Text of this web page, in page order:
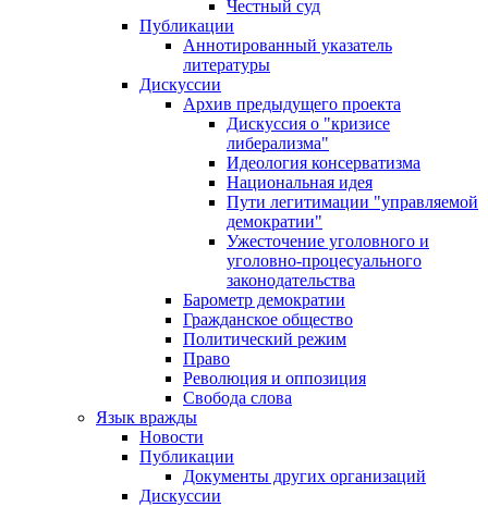
Честный суд
Публикации
Аннотированный указатель
литературы
Дискуссии
Архив предыдущего проекта
Дискуссия о "кризисе
либерализма"
Идеология консерватизма
Национальная идея
Пути легитимации "управляемой
демократии"
Ужесточение уголовного и
уголовно-процесуального
законодательства
Барометр демократии
Гражданское общество
Политический режим
Право
Революция и оппозиция
Свобода слова
Язык вражды
Новости
Публикации
Документы других организаций
Дискуссии